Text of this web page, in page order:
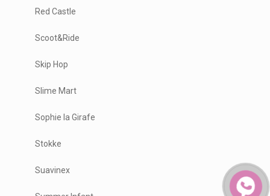
Red Castle
Scoot&Ride
Skip Hop
Slime Mart
Sophie la Girafe
Stokke
Suavinex